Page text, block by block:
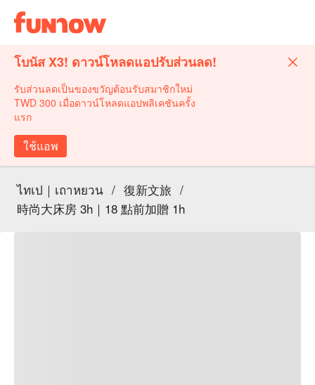
โบนัส X3! ดาวน์โหลดแอปรับส่วนลด!
รับส่วนลดเป็นของขวัญต้อนรับสมาชิกใหม่
TWD 300 เมื่อดาวน์โหลดแอปพลิเคชันครั้ง
แรก
ใช้แอพ
ไทเป｜เถาหยวน / 復新文旅 /
時尚大床房 3h｜18 點前加贈 1h